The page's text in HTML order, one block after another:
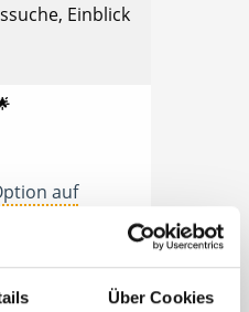
Über Cookies
Einblick
auf
ab sofort in
Elz in Vollzeit.